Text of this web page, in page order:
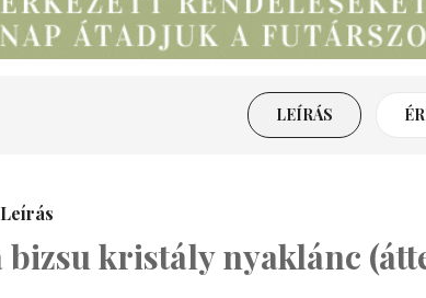
Ft
Bizsu Statement
LEÍRÁS
bizsu kristály nyaklánc